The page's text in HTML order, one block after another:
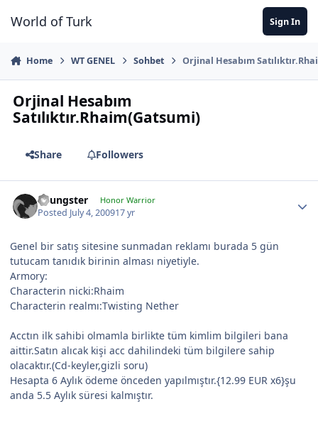
World of Turk Sign In
Home WT GENEL Sohbet Orjinal Hesabım
Orjinal Hesabım
Satılıktır.Rhaim(Gatsumi)
Share Followers
Youngster Honor Warrior
Posted July 4, 200917 yr
Genel bir satış sitesine sunmadan reklamı burada 5 gün
tutucam tanıdık birinin alması niyetiyle.
Armory:
Characterin nicki:Rhaim
Characterin realmı:Twisting Nether
Acctın ilk sahibi olmamla birlikte tüm kimlim bilgileri bana
aittir.Satın alıcak kişi acc dahilindeki tüm bilgilere sahip
olacaktır.(Cd-keyler,gizli soru)
Hesapta 6 Aylık ödeme önceden yapılmıştır.{12.99 EUR x6}şu
anda 5.5 Aylık süresi kalmıştır.